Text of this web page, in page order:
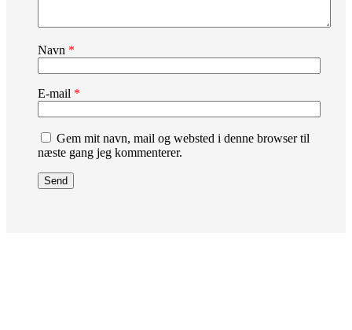
Navn *
E-mail *
Gem mit navn, mail og websted i denne browser til
næste gang jeg kommenterer.